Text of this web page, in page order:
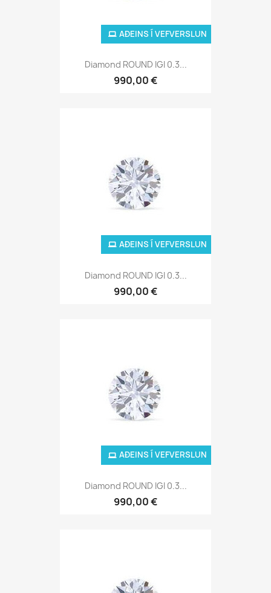
Diamond ROUND IGI 0.3...
990,00 €
AÐEINS Í VEFVERSLUN
Diamond ROUND IGI 0.3...
990,00 €
AÐEINS Í VEFVERSLUN
Diamond ROUND IGI 0.3...
990,00 €
AÐEINS Í VEFVERSLUN